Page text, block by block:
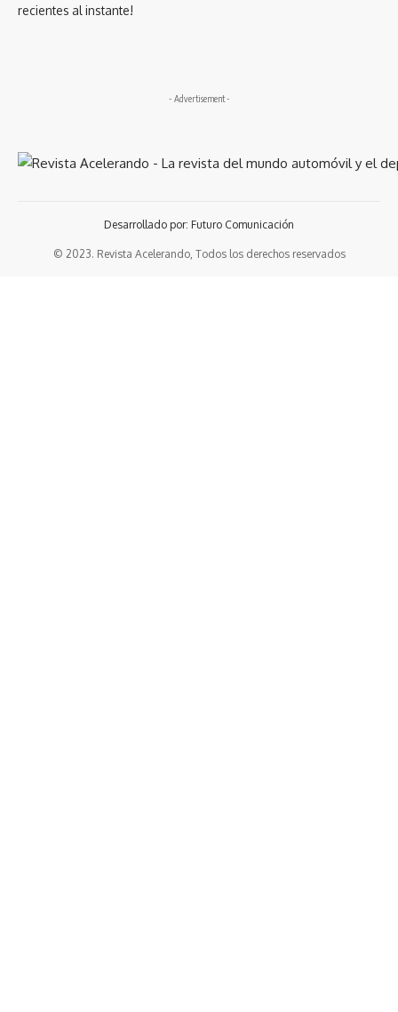
recientes al instante!
- Advertisement -
© 2023. Revista Acelerando, Todos los derechos reservados
Desarrollado por: Futuro Comunicación